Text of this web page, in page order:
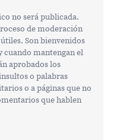
no será publicada.
de moderación
Son bienvenidos
mantengan el
aprobados los
o palabras
o a páginas que no
que hablen